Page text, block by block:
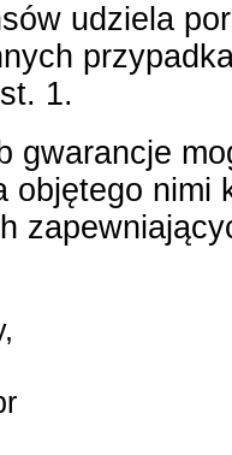
udziela
1.
gwarancje
objętego nimi